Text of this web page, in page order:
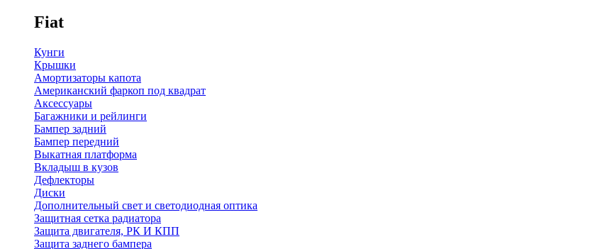
Fiat
Кунги
Крышки
Амортизаторы капота
Американский фаркоп под квадрат
Аксессуары
Багажники и рейлинги
Бампер задний
Бампер передний
Выкатная платформа
Вкладыш в кузов
Дефлекторы
Диски
Дополнительный свет и светодиодная оптика
Защитная сетка радиатора
Защита двигателя, РК И КПП
Защита заднего бампера